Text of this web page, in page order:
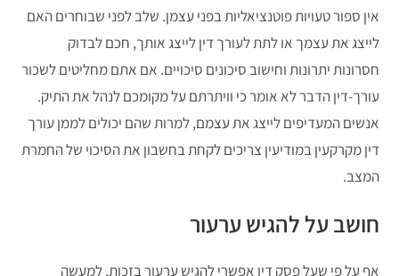
אין ספור טעויות פוטנציאליות בפני עצמן. שלב לפני שבוחרים האם
לייצג את עצמך או לתת לעורך דין לייצג אותך, חכם לבדוק
חסרונות יתרונות וחישוב סיכונים סיכויים. אם אתם מחליטים לשכור
עורך-דין הדבר לא אומר כי וויתרתם על מקומכם לנהל את התיק.
אנשים המעדיפים לייצג את עצמם, למרות שהם יכולים לממן עורך
דין מקרקעין במודיעין צריכים לקחת בחשבון את הסיכוי של החמרת
המצב.
חושב על להגיש ערעור
אף על פי שעל פסק דין אפשרי להגיש ערעור בזכות, למעשה